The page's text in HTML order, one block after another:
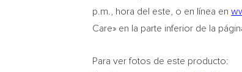
p.m., hora del este, o en línea en
Care» en la parte inferior de la
Para ver fotos de este producto: